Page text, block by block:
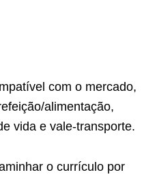
com o mercado,
alimentação,
vida e vale-transporte.
o currículo por